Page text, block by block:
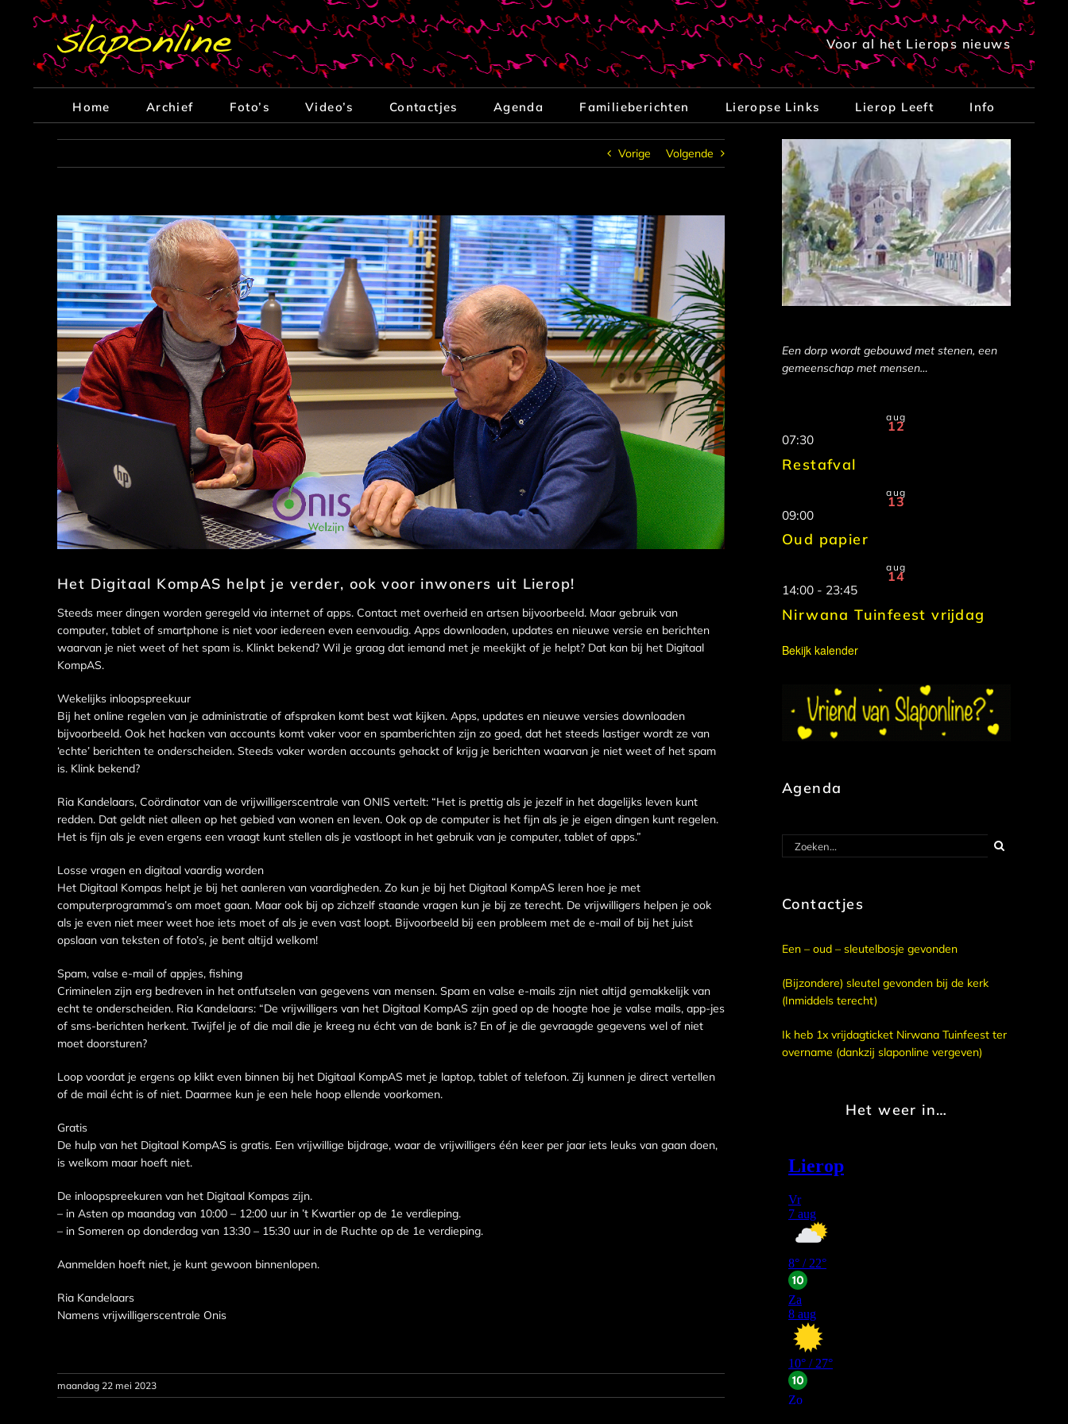
Voor al het Lierops nieuws
Home Archief Foto’s Video’s Contactjes Agenda Familieberichten Lieropse Links Lierop Leeft Info
Vorige Volgende
Het Digitaal KompAS helpt je verder, ook voor inwoners uit Lierop!
Steeds meer dingen worden geregeld via internet of apps. Contact met overheid en artsen bijvoorbeeld. Maar gebruik van
computer, tablet of smartphone is niet voor iedereen even eenvoudig. Apps downloaden, updates en nieuwe versie en berichten
waarvan je niet weet of het spam is. Klinkt bekend? Wil je graag dat iemand met je meekijkt of je helpt? Dat kan bij het Digitaal
KompAS.
Wekelijks inloopspreekuur
Bij het online regelen van je administratie of afspraken komt best wat kijken. Apps, updates en nieuwe versies downloaden
bijvoorbeeld. Ook het hacken van accounts komt vaker voor en spamberichten zijn zo goed, dat het steeds lastiger wordt ze van
‘echte’ berichten te onderscheiden. Steeds vaker worden accounts gehackt of krijg je berichten waarvan je niet weet of het spam
is. Klink bekend?
Ria Kandelaars, Coördinator van de vrijwilligerscentrale van ONIS vertelt: “Het is prettig als je jezelf in het dagelijks leven kunt
redden. Dat geldt niet alleen op het gebied van wonen en leven. Ook op de computer is het fijn als je je eigen dingen kunt regelen.
Het is fijn als je even ergens een vraagt kunt stellen als je vastloopt in het gebruik van je computer, tablet of apps.”
Losse vragen en digitaal vaardig worden
Het Digitaal Kompas helpt je bij het aanleren van vaardigheden. Zo kun je bij het Digitaal KompAS leren hoe je met
computerprogramma’s om moet gaan. Maar ook bij op zichzelf staande vragen kun je bij ze terecht. De vrijwilligers helpen je ook
als je even niet meer weet hoe iets moet of als je even vast loopt. Bijvoorbeeld bij een probleem met de e-mail of bij het juist
opslaan van teksten of foto’s, je bent altijd welkom!
Spam, valse e-mail of appjes, fishing
Criminelen zijn erg bedreven in het ontfutselen van gegevens van mensen. Spam en valse e-mails zijn niet altijd gemakkelijk van
echt te onderscheiden. Ria Kandelaars: “De vrijwilligers van het Digitaal KompAS zijn goed op de hoogte hoe je valse mails, app-jes
of sms-berichten herkent. Twijfel je of die mail die je kreeg nu écht van de bank is? En of je die gevraagde gegevens wel of niet
moet doorsturen?
Loop voordat je ergens op klikt even binnen bij het Digitaal KompAS met je laptop, tablet of telefoon. Zij kunnen je direct vertellen
of de mail écht is of niet. Daarmee kun je een hele hoop ellende voorkomen.
Gratis
De hulp van het Digitaal KompAS is gratis. Een vrijwillige bijdrage, waar de vrijwilligers één keer per jaar iets leuks van gaan doen,
is welkom maar hoeft niet.
De inloopspreekuren van het Digitaal Kompas zijn.
– in Asten op maandag van 10:00 – 12:00 uur in ’t Kwartier op de 1e verdieping.
– in Someren op donderdag van 13:30 – 15:30 uur in de Ruchte op de 1e verdieping.
Aanmelden hoeft niet, je kunt gewoon binnenlopen.
Ria Kandelaars
Namens vrijwilligerscentrale Onis
maandag 22 mei 2023
Een dorp wordt gebouwd met stenen, een
gemeenschap met mensen…
aug
12
07:30
Restafval
aug
13
09:00
Oud papier
aug
14
14:00 - 23:45
Nirwana Tuinfeest vrijdag
Bekijk kalender
Agenda
Zoeken
naar:
Contactjes
Een – oud – sleutelbosje gevonden
(Bijzondere) sleutel gevonden bij de kerk
(Inmiddels terecht)
Ik heb 1x vrijdagticket Nirwana Tuinfeest ter
overname (dankzij slaponline vergeven)
Het weer in…